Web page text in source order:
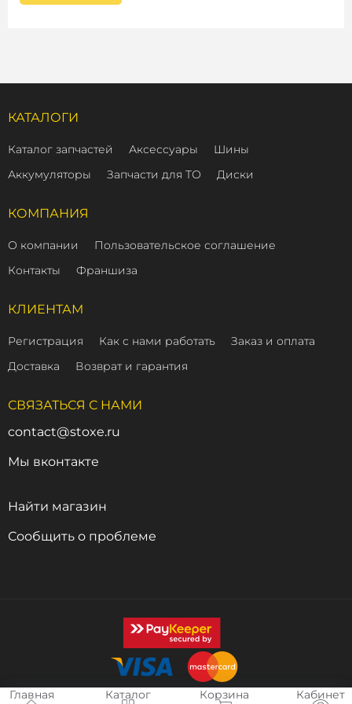
КАТАЛОГИ
Каталог запчастей Аксессуары
Шины
Аккумуляторы
Запчасти для ТО Диски
КОМПАНИЯ
О компании
Пользовательское соглашение
Контакты
Франшиза
КЛИЕНТАМ
Регистрация Как с нами работать
Заказ и оплата
Доставка
Возврат и гарантия
СВЯЗАТЬСЯ С НАМИ
contact@stoxe.ru
Мы вконтакте
Найти магазин
Сообщить о проблеме
Главная Каталог Корзина Кабинет